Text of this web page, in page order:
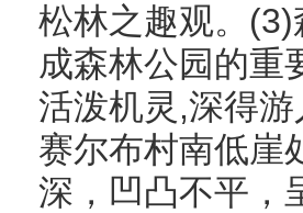
松林之趣观。
成森林公园的重
活泼机灵,深得
赛尔布村南低崖
深，凹凸不平，